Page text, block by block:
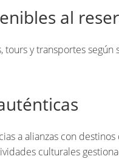
al
y transportes
a alianzas con
culturales